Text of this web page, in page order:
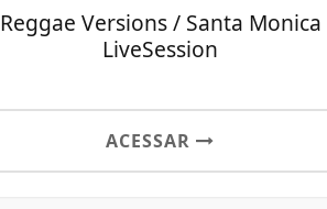
Reggae Versions / Santa Monica
LiveSession
ACESSAR